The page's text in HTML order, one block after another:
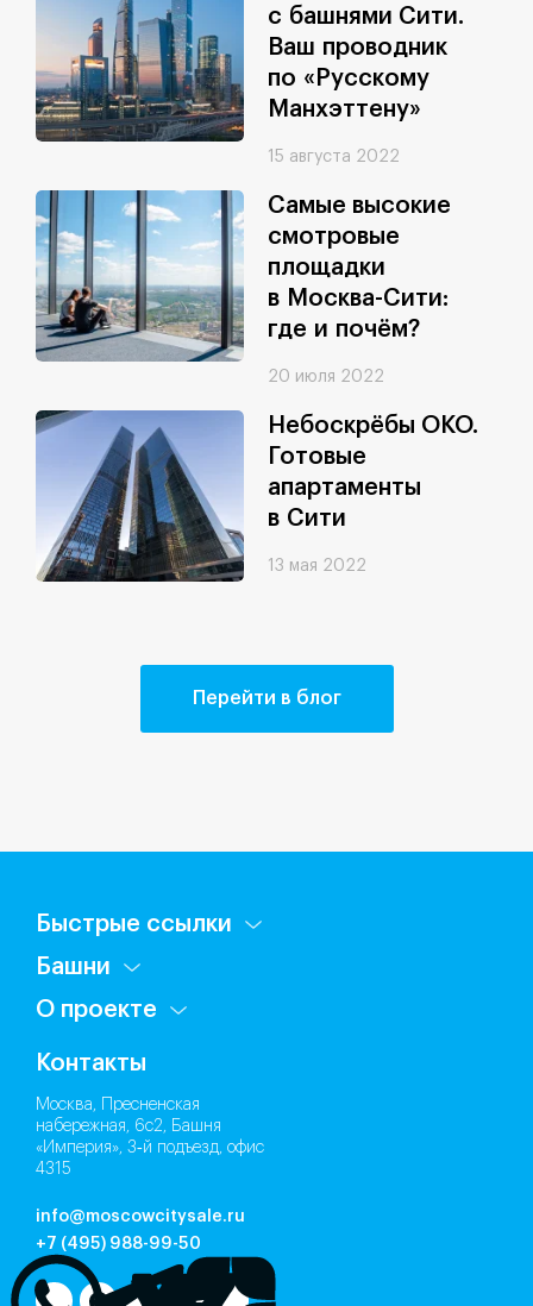
с башнями Сити.
Ваш проводник
по «Русскому
Манхэттену»
15 августа 2022
Самые высокие
смотровые
площадки
в Москва-Сити:
где и почём?
20 июля 2022
Небоскрёбы ОКО.
Готовые
апартаменты
в Сити
13 мая 2022
Перейти в блог
Быстрые ссылки
Башни
О проекте
Контакты
Москва, Пресненская
набережная, 6с2, Башня
«Империя», 3‑й подъезд, офис
4315
info@moscowcitysale.ru
+7 (495) 988-99-50